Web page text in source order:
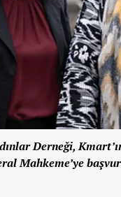
Derneği,
Mahkeme’ye